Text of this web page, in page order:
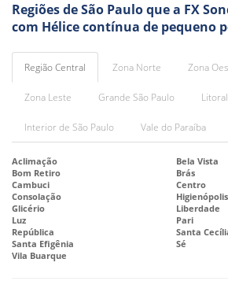
Regiões de São Paulo que a FX
com Hélice contínua de pequeno
Região Central Zona Norte Zona
Zona Leste Grande São Paulo
Interior de São Paulo Vale do Paraíba
Aclimação
Bela Vista
Bom Retiro
Brás
Cambuci
Centro
Consolação
Higienópolis
Glicério
Liberdade
Luz
Pari
República
Santa
Santa Efigênia
Sé
Vila Buarque